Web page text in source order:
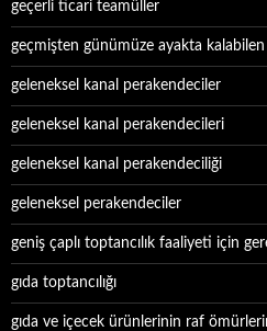
geçerli ticari teamüller
geçmişten günümüze ayakta
geleneksel kanal perakendeciler
geleneksel kanal perakendecileri
geleneksel kanal perakendeciliği
geleneksel perakendeciler
geniş çaplı toptancılık faaliyeti için
gıda toptancılığı
gıda ve içecek ürünlerinin raf